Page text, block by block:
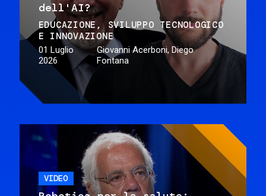
dell'AI?
EDUCAZIONE
SVILUPPO TECNOLOGICO
E INNOVAZIONE
01 Luglio
2026
Giovanni Acerboni, Diego
Fontana
VIDEO